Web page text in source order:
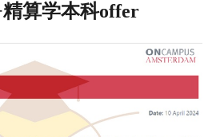
算学本科offer